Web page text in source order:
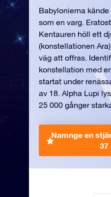
Babylonierna
som en varg.
Kentauren höll ett
(konstellationen
väg att offras.
konstellation med
startat under
av 18. Alpha Lupi
25 000 gånger
Namnge en
37